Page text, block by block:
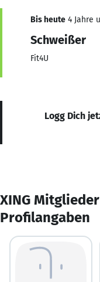
Bis heute 4 Jahre
Schweißer
Fit4U
Logg Dich
XING
Profilangaben